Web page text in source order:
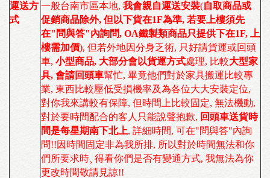
運送方
式
一般台南市區本地, 我會親自運送安裝(自取商品或
促銷商品除外, 但以下貨在1F為準, 若要上樓須先
在"問與答"內詢問, OA鐵製類商品只提供下在1F, 上
樓需加價), 但若外地因分身乏術, 只好請貨運或回頭
車, 小型商品, 大部分會以貨運方式處理, 比較大型家
具, 會請回頭車幫忙, 畢竟他們對於家具搬運比較專
業, 東西比較壓低受損機率及為各位大大安裝定位,
對你我來講較有保障, 但時間上比較固定, 無法機動,
對於要時間配合的客人只能說聲抱歉, 回頭車送貨時
間是每星期南下北上, 詳細時間, 可在"問與答"內詢
問!!因時間固定非為我所排, 所以對於時間無法和你
們所要求時¸ 得看你們是否有變通方式, 我無法為你
更改時間敬請見諒!!